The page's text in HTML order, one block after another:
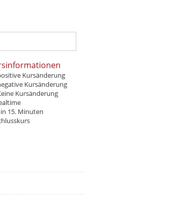
Kursänderung
Kursänderung
Kursänderung
15. Minuten